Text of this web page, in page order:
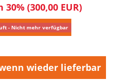
30% (300,00 EUR)
- Nicht mehr verfügbar
wieder lieferbar